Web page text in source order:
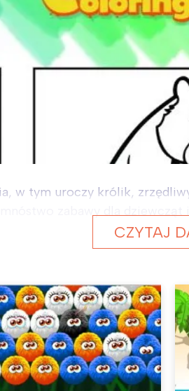
w tym uroczy królik,
CZYTAJ